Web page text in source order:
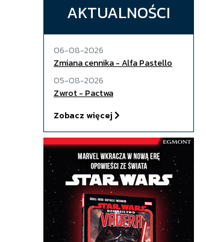
AKTUALNOŚCI
06-08-2026
Zmiana cennika - Alfa Pastello
05-08-2026
Zwrot - Pactwa
Zobacz więcej